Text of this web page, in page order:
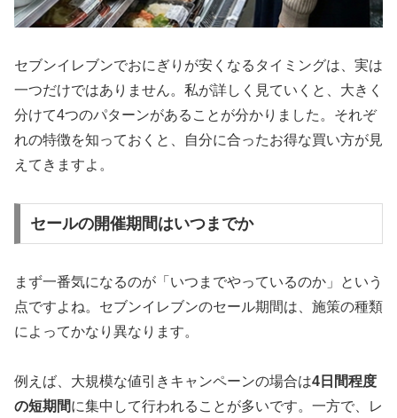
セブンイレブンでおにぎりが安くなるタイミングは、実は
一つだけではありません。私が詳しく見ていくと、大きく
分けて4つのパターンがあることが分かりました。それぞ
れの特徴を知っておくと、自分に合ったお得な買い方が見
えてきますよ。
セールの開催期間はいつまでか
まず一番気になるのが「いつまでやっているのか」という
点ですよね。セブンイレブンのセール期間は、施策の種類
によってかなり異なります。
例えば、大規模な値引きキャンペーンの場合は4日間程度
の短期間に集中して行われることが多いです。一方で、レ